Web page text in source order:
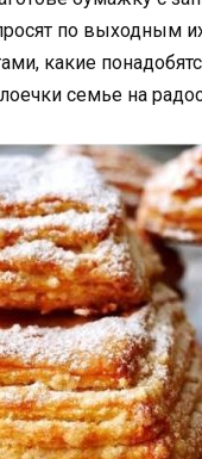
по выходным
какие
семье на